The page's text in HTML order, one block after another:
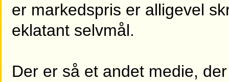
er markedspris er alligevel
eklatant selvmål.
Der er så et andet medie,